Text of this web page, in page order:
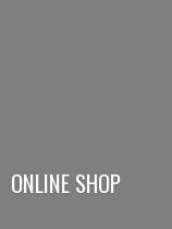
ONLINE SHOP